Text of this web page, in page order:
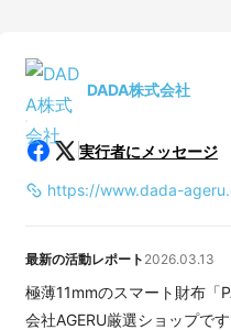
DADA株式会社
実行者にメッセージ
https://www.dada-
最新の活動レポート 2026.03.13
極薄11mmのスマート財布「PACKET」｜
会社AGERU厳選ショップで